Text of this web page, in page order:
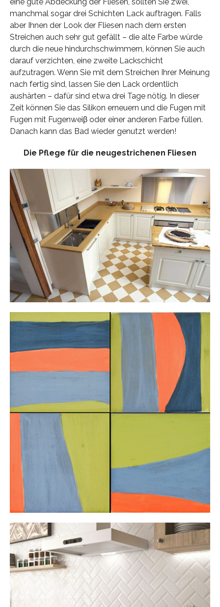
manchmal sogar drei Schichten Lack auftragen. Falls
aber Ihnen der Look der Fliesen nach dem ersten
Streichen auch sehr gut gefällt – die alte Farbe würde
durch die neue hindurchschwimmern, können Sie auch
darauf verzichten, eine zweite Lackschicht
aufzutragen. Wenn Sie mit dem Streichen Ihrer Meinung
nach fertig sind, lassen Sie den Lack ordentlich
aushärten – dafür sind etwa drei Tage nötig. In dieser
Zeit können Sie das Silikon erneuern und die Fugen mit
Fugen mit Fugenweiβ oder einer anderen Farbe füllen.
Danach kann das Bad wieder genutzt werden!
Die Pflege für die neugestrichenen Fliesen